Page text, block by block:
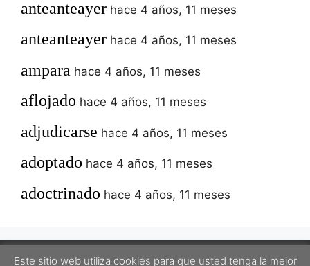
anteanteayer hace 4 años, 11 meses
anteanteayer hace 4 años, 11 meses
ampara hace 4 años, 11 meses
aflojado hace 4 años, 11 meses
adjudicarse hace 4 años, 11 meses
adoptado hace 4 años, 11 meses
adoctrinado hace 4 años, 11 meses
Este sitio web utiliza cookies para que usted tenga la mejor